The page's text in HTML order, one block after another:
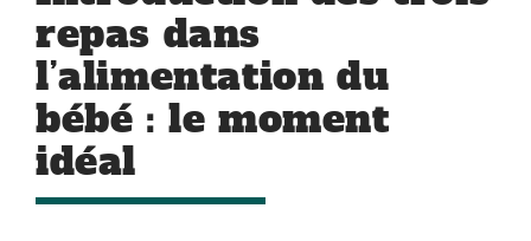
repas dans
l’alimentation du
bébé : le moment
idéal